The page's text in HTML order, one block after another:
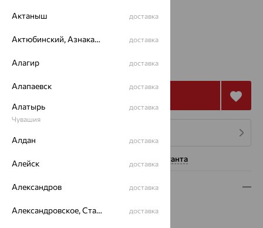
5 866
Нужна помощь консультанта
Описание
Вид изделия:коллекционные
Актаныш доставка
Актюбинский, Азнакаевский район доставка
Алагир доставка
Алапаевск доставка
Алатырь
Чувашия
доставка
Алдан доставка
Алейск доставка
Александров доставка
Александровское, Ставропольский край доставка